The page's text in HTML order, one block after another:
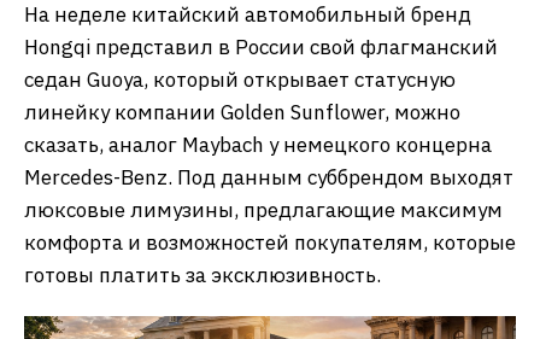
На неделе китайский автомобильный бренд
Hongqi представил в России свой флагманский
седан Guoya, который открывает статусную
линейку компании Golden Sunflower, можно
сказать, аналог Maybach у немецкого концерна
Mercedes-Benz. Под данным суббрендом выходят
люксовые лимузины, предлагающие максимум
комфорта и возможностей покупателям, которые
готовы платить за эксклюзивность.